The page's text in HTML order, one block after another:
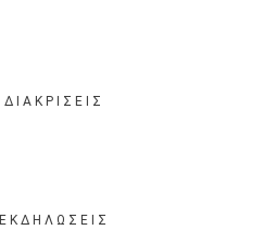
ΔΙΑΚΡΙΣΕΙΣ
ΕΚΔΗΛΩΣΕΙΣ